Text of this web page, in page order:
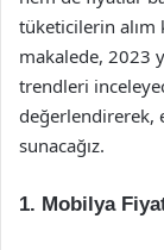
tüketicilerin alım
makalede, 2023
trendleri
değerlendirerek,
sunacağız.
1. Mobilya